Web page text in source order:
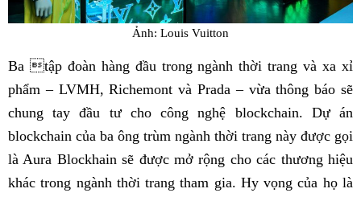
Ảnh: Louis Vuitton
Ba tập đoàn hàng đầu trong ngành thời trang và xa xỉ
phẩm – LVMH, Richemont và Prada – vừa thông báo sẽ
chung tay đầu tư cho công nghệ blockchain. Dự án
blockchain của ba ông trùm ngành thời trang này được gọi
là Aura Blockhain sẽ được mở rộng cho các thương hiệu
khác trong ngành thời trang tham gia. Hy vọng của họ là